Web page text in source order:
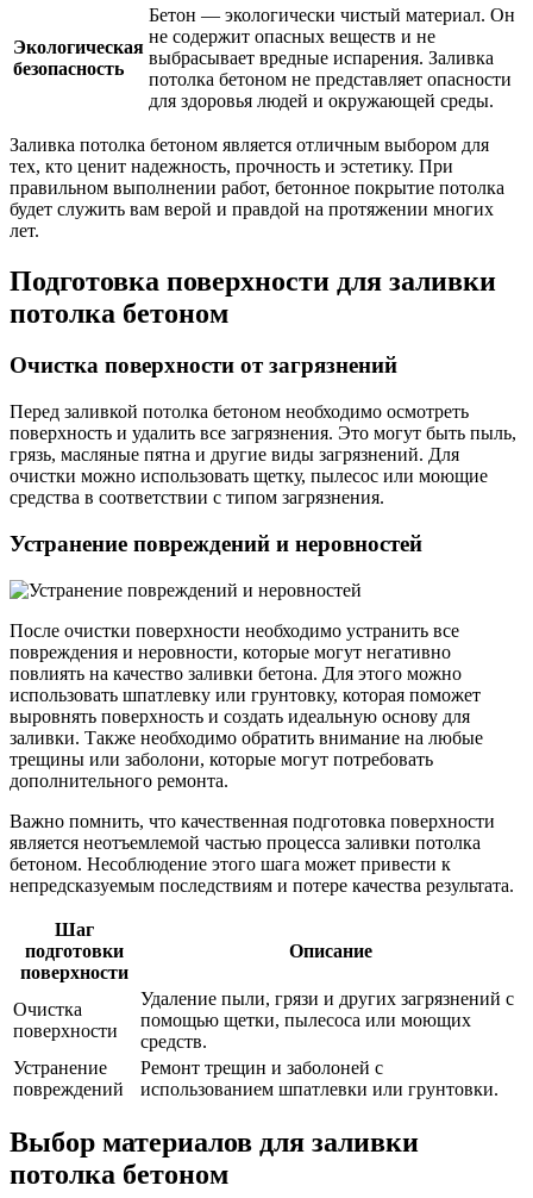
Экологическая
безопасность
Бетон — экологически чистый материал. Он
не содержит опасных веществ и не
выбрасывает вредные испарения. Заливка
потолка бетоном не представляет опасности
для здоровья людей и окружающей среды.
Заливка потолка бетоном является отличным выбором для
тех, кто ценит надежность, прочность и эстетику. При
правильном выполнении работ, бетонное покрытие потолка
будет служить вам верой и правдой на протяжении многих
лет.
Подготовка поверхности для заливки
потолка бетоном
Очистка поверхности от загрязнений
Перед заливкой потолка бетоном необходимо осмотреть
поверхность и удалить все загрязнения. Это могут быть пыль,
грязь, масляные пятна и другие виды загрязнений. Для
очистки можно использовать щетку, пылесос или моющие
средства в соответствии с типом загрязнения.
Устранение повреждений и неровностей
После очистки поверхности необходимо устранить все
повреждения и неровности, которые могут негативно
повлиять на качество заливки бетона. Для этого можно
использовать шпатлевку или грунтовку, которая поможет
выровнять поверхность и создать идеальную основу для
заливки. Также необходимо обратить внимание на любые
трещины или заболони, которые могут потребовать
дополнительного ремонта.
Важно помнить, что качественная подготовка поверхности
является неотъемлемой частью процесса заливки потолка
бетоном. Несоблюдение этого шага может привести к
непредсказуемым последствиям и потере качества результата.
Шаг
подготовки
поверхности
Описание
Очистка
поверхности
Удаление пыли, грязи и других загрязнений с
помощью щетки, пылесоса или моющих
средств.
Устранение
повреждений
Ремонт трещин и заболоней с
использованием шпатлевки или грунтовки.
Выбор материалов для заливки
потолка бетоном